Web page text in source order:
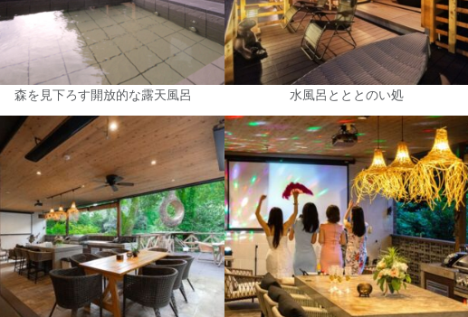
森を見下ろす開放的な露天風呂 水風呂とととのい処